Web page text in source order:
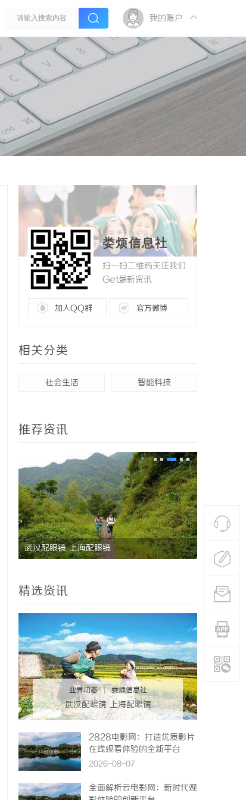
我的账户
娄烦信息社
扫一扫二维码关注我们
Get最新资讯
加入QQ群 官方微博
相关分类
社会生活 智能科技
推荐资讯
武汉配眼镜 上海配眼镜 770PF-
的新选择
精选资讯
业界动态 | 娄烦信息社
武汉配眼镜 上海配眼镜
2828电影网：打造优质影片
在线观看体验的全新平台
2026-08-07
全面解析云电影网：新时代观